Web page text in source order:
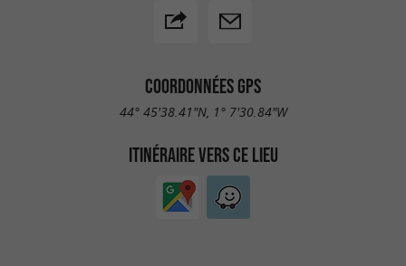
COORDONNÉES GPS
44° 45'38.41"N, 1° 7'30.84"W
ITINÉRAIRE VERS CE LIEU